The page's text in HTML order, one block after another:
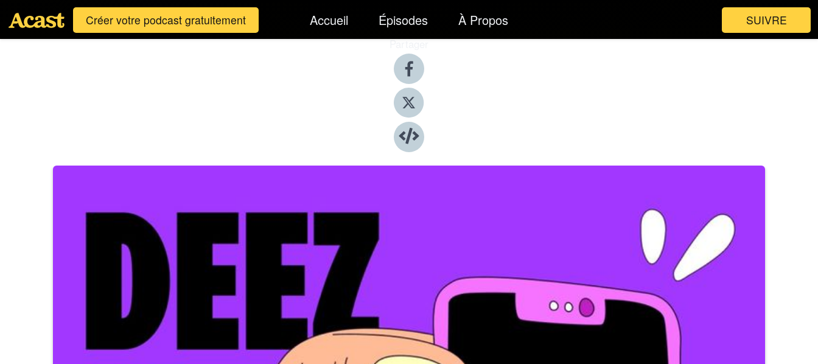
Créer votre podcast gratuitement Accueil Épisodes À Propos SUIVRE
Partager